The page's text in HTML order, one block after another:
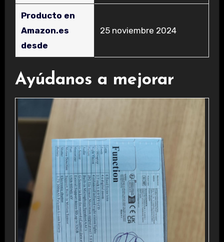
Producto en
Amazon.es
desde
25 noviembre 2024
Ayúdanos a mejorar